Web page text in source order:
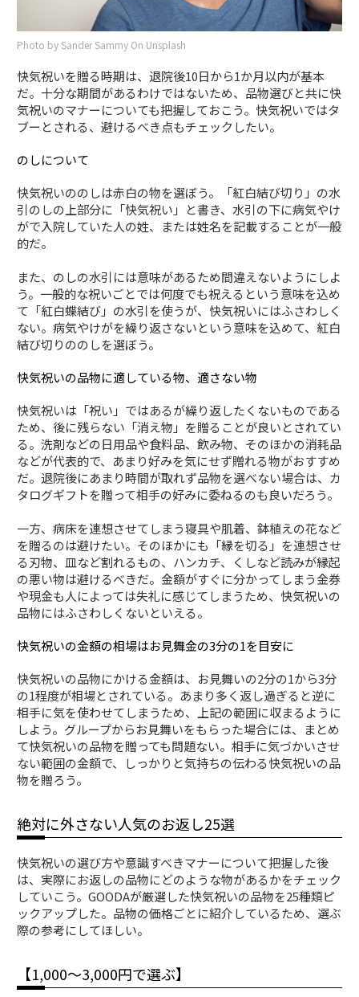
Photo by Sander Sammy On Unsplash
快気祝いを贈る時期は、退院後10日から1か月以内が基本
だ。十分な期間があるわけではないため、品物選びと共に快
気祝いのマナーについても把握しておこう。快気祝いではタ
ブーとされる、避けるべき点もチェックしたい。
のしについて
快気祝いののしは赤白の物を選ぼう。「紅白結び切り」の水
引のしの上部分に「快気祝い」と書き、水引の下に病気やけ
がで入院していた人の姓、または姓名を記載することが一般
的だ。
また、のしの水引には意味があるため間違えないようにしよ
う。一般的な祝いごとでは何度でも祝えるという意味を込め
て「紅白蝶結び」の水引を使うが、快気祝いにはふさわしく
ない。病気やけがを繰り返さないという意味を込めて、紅白
結び切りののしを選ぼう。
快気祝いの品物に適している物、適さない物
快気祝いは「祝い」ではあるが繰り返したくないものである
ため、後に残らない「消え物」を贈ることが良いとされてい
る。洗剤などの日用品や食料品、飲み物、そのほかの消耗品
などが代表的で、あまり好みを気にせず贈れる物がおすすめ
だ。退院後にあまり時間が取れず品物を選べない場合は、カ
タログギフトを贈って相手の好みに委ねるのも良いだろう。
一方、病床を連想させてしまう寝具や肌着、鉢植えの花など
を贈るのは避けたい。そのほかにも「縁を切る」を連想させ
る刃物、皿など割れるもの、ハンカチ、くしなど読みが縁起
の悪い物は避けるべきだ。金額がすぐに分かってしまう金券
や現金も人によっては失礼に感じてしまうため、快気祝いの
品物にはふさわしくないといえる。
快気祝いの金額の相場はお見舞金の3分の1を目安に
快気祝いの品物にかける金額は、お見舞いの2分の1から3分
の1程度が相場とされている。あまり多く返し過ぎると逆に
相手に気を使わせてしまうため、上記の範囲に収まるように
しよう。グループからお見舞いをもらった場合には、まとめ
て快気祝いの品物を贈っても問題ない。相手に気づかいさせ
ない範囲の金額で、しっかりと気持ちの伝わる快気祝いの品
物を贈ろう。
絶対に外さない人気のお返し25選
快気祝いの選び方や意識すべきマナーについて把握した後
は、実際にお返しの品物にどのような物があるかをチェック
していこう。GOODAが厳選した快気祝いの品物を25種類ピ
ックアップした。品物の価格ごとに紹介しているため、選ぶ
際の参考にしてほしい。
【1,000〜3,000円で選ぶ】